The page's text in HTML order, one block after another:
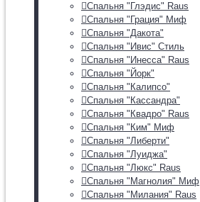
Спальня "Глэдис" Raus
Спальня "Грация" Миф
Спальня "Дакота"
Спальня "Ивис" Стиль
Спальня "Инесса" Raus
Спальня "Йорк"
Спальня "Калипсо"
Спальня "Кассандра"
Спальня "Квадро" Raus
Спальня "Ким" Миф
Спальня "Либерти"
Спальня "Луиджа"
Спальня "Люкс" Raus
Спальня "Магнолия" Миф
Спальня "Милания" Raus